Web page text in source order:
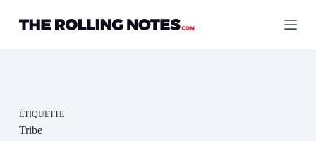
contenu
ÉTIQUETTE
Tribe